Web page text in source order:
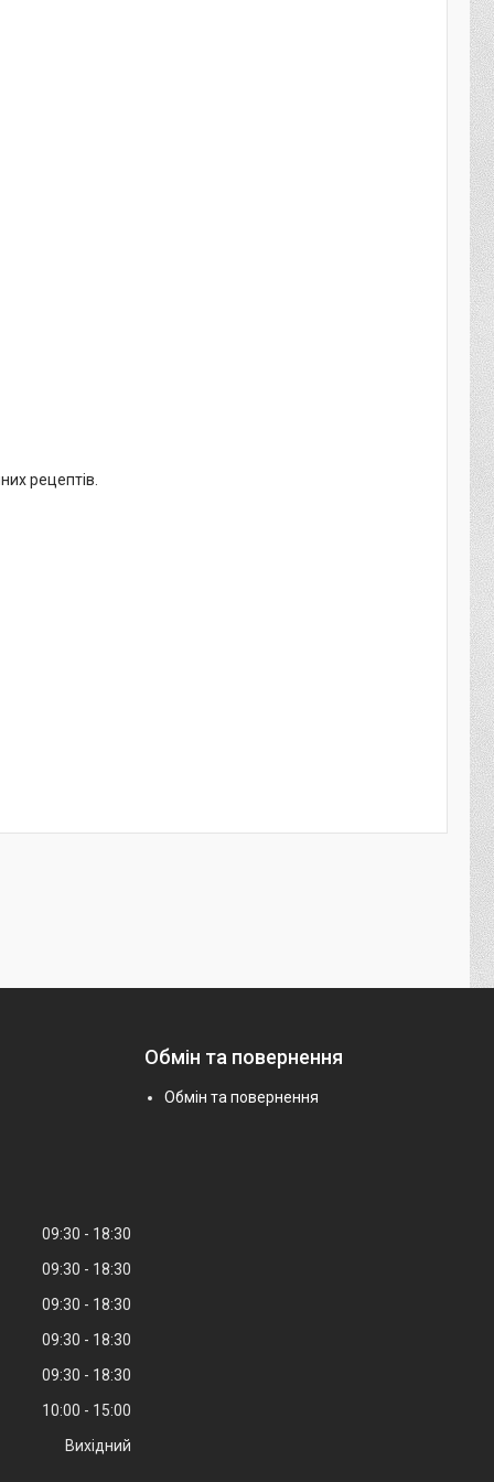
рецептів.
Обмін та повернення
Обмін та повернення
09:30
18:30
09:30
18:30
09:30
18:30
09:30
18:30
09:30
18:30
10:00
15:00
Вихідний